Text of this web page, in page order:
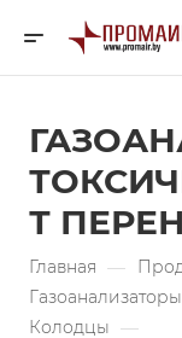
Т
Главная —
Колодцы —